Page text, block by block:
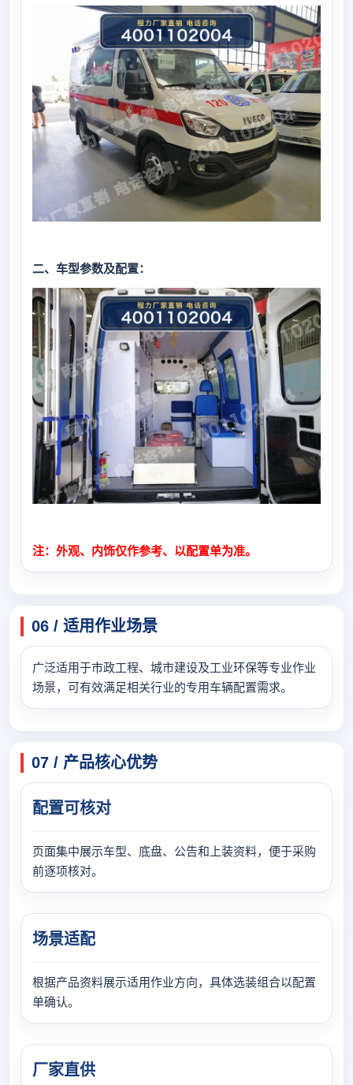
二、车型参数及配置：
注：外观、内饰仅作参考、以配置单为准。
06 / 适用作业场景
广泛适用于市政工程、城市建设及工业环保等专业作业
场景，可有效满足相关行业的专用车辆配置需求。
07 / 产品核心优势
配置可核对
页面集中展示车型、底盘、公告和上装资料，便于采购
前逐项核对。
场景适配
根据产品资料展示适用作业方向，具体选装组合以配置
单确认。
厂家直供